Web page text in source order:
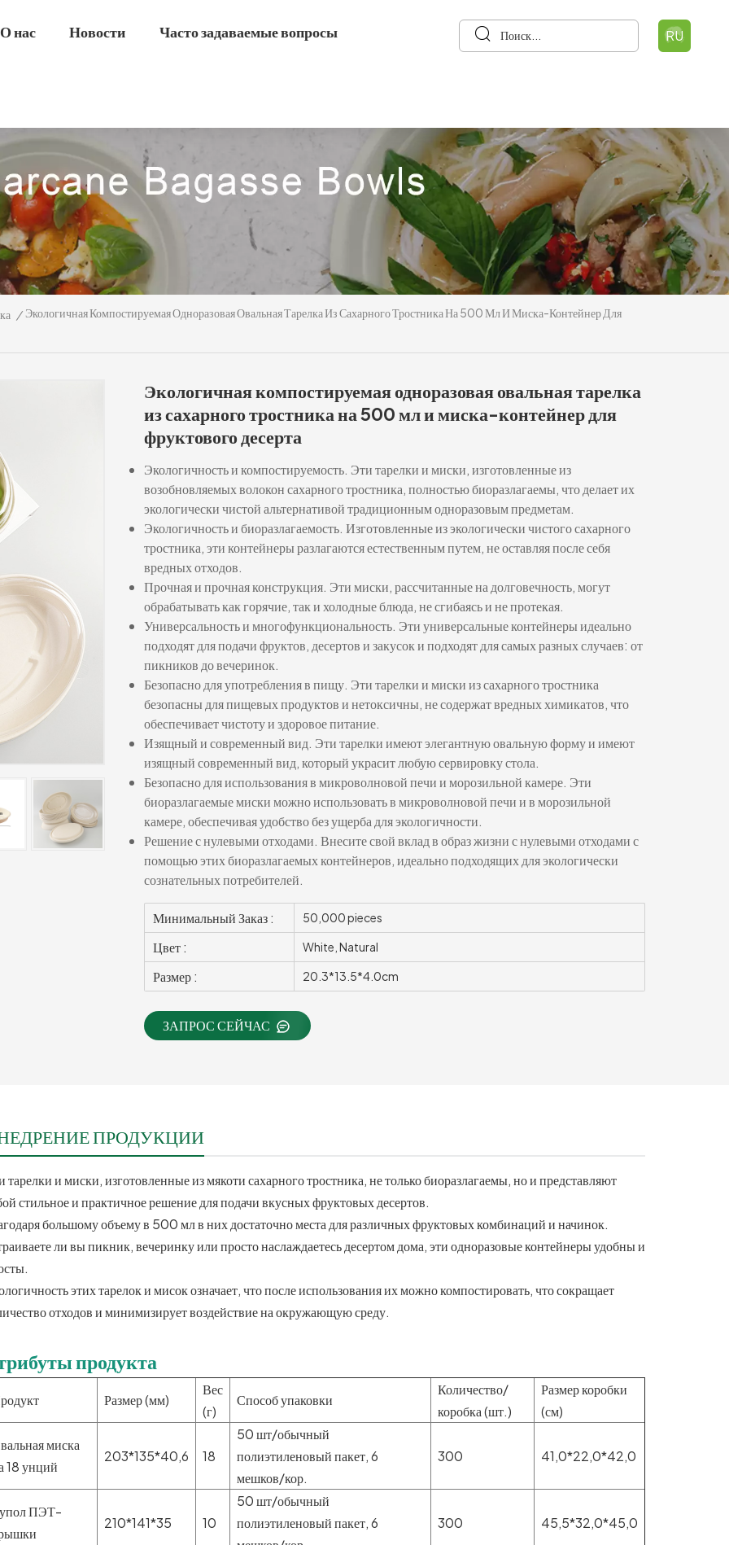
О нас Новости Часто задаваемые вопросы RU
/ Экологичная Компостируемая Одноразовая Овальная Тарелка Из Сахарного Тростника На 500 Мл И Миска-Контейнер Для
Экологичная компостируемая одноразовая овальная тарелка
из сахарного тростника на 500 мл и миска-контейнер для
фруктового десерта
Экологичность и компостируемость. Эти тарелки и миски, изготовленные из
возобновляемых волокон сахарного тростника, полностью биоразлагаемы, что делает их
экологически чистой альтернативой традиционным одноразовым предметам.
Экологичность и биоразлагаемость. Изготовленные из экологически чистого сахарного
тростника, эти контейнеры разлагаются естественным путем, не оставляя после себя
вредных отходов.
Прочная и прочная конструкция. Эти миски, рассчитанные на долговечность, могут
обрабатывать как горячие, так и холодные блюда, не сгибаясь и не протекая.
Универсальность и многофункциональность. Эти универсальные контейнеры идеально
подходят для подачи фруктов, десертов и закусок и подходят для самых разных случаев: от
пикников до вечеринок.
Безопасно для употребления в пищу. Эти тарелки и миски из сахарного тростника
безопасны для пищевых продуктов и нетоксичны, не содержат вредных химикатов, что
обеспечивает чистоту и здоровое питание.
Изящный и современный вид. Эти тарелки имеют элегантную овальную форму и имеют
изящный современный вид, который украсит любую сервировку стола.
Безопасно для использования в микроволновой печи и морозильной камере. Эти
биоразлагаемые миски можно использовать в микроволновой печи и в морозильной
камере, обеспечивая удобство без ущерба для экологичности.
Решение с нулевыми отходами. Внесите свой вклад в образ жизни с нулевыми отходами с
помощью этих биоразлагаемых контейнеров, идеально подходящих для экологически
сознательных потребителей.
Минимальный Заказ : 50,000 pieces
Цвет : White, Natural
Размер : 20.3*13.5*4.0cm
ЗАПРОС СЕЙЧАС
ПРОДУКЦИИ
тарелки и миски, изготовленные из мякоти сахарного тростника, не только биоразлагаемы, но и представляют
стильное и практичное решение для подачи вкусных фруктовых десертов.
большому объему в 500 мл в них достаточно места для различных фруктовых комбинаций и начинок.
ли вы пикник, вечеринку или просто наслаждаетесь десертом дома, эти одноразовые контейнеры удобны и
этих тарелок и мисок означает, что после использования их можно компостировать, что сокращает
отходов и минимизирует воздействие на окружающую среду.
продукта
Размер (мм)
Вес
(г)
Способ упаковки
Количество/
коробка (шт.)
Размер коробки
(см)
миска
18 унций
203*135*40,6 18
50 шт/обычный
полиэтиленовый пакет, 6
мешков/кор.
300 41,0*22,0*42,0
ПЭТ-
210*141*35 10
50 шт/обычный
полиэтиленовый пакет, 6
300 45,5*32,0*45,0